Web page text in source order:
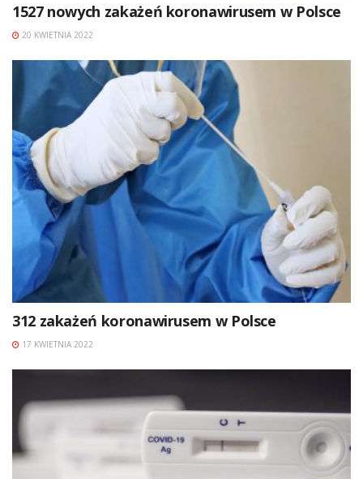
1527 nowych zakażeń koronawirusem w Polsce
20 KWIETNIA 2022
312 zakażeń koronawirusem w Polsce
17 KWIETNIA 2022